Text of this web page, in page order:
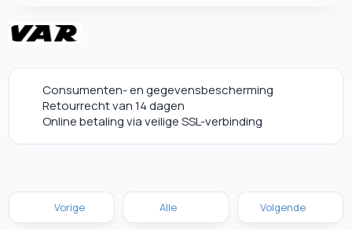
Consumenten- en gegevensbescherming
Retourrecht van 14 dagen
Online betaling via veilige SSL-verbinding
Vorige Alle Volgende